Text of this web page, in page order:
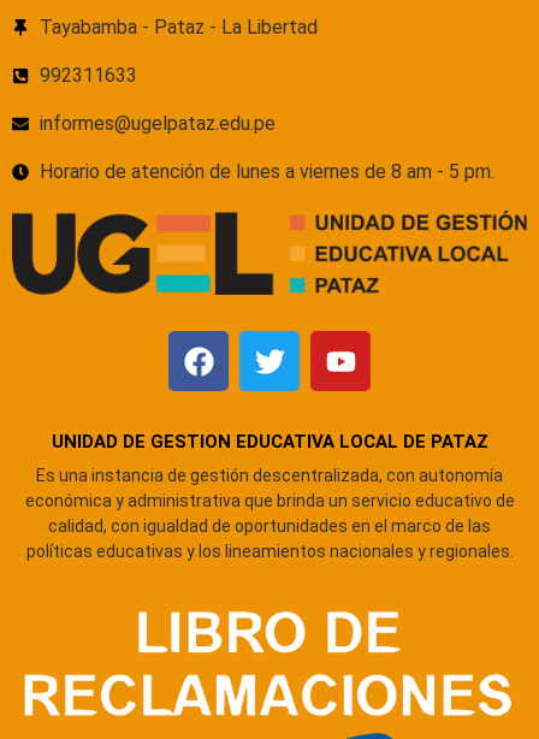
Tayabamba - Pataz - La Libertad
992311633
informes@ugelpataz.edu.pe
Horario de atención de lunes a viernes de 8 am - 5 pm.
UNIDAD DE GESTION EDUCATIVA LOCAL DE PATAZ
Es una instancia de gestión descentralizada, con autonomía
económica y administrativa que brinda un servicio educativo de
calidad, con igualdad de oportunidades en el marco de las
políticas educativas y los lineamientos nacionales y regionales.